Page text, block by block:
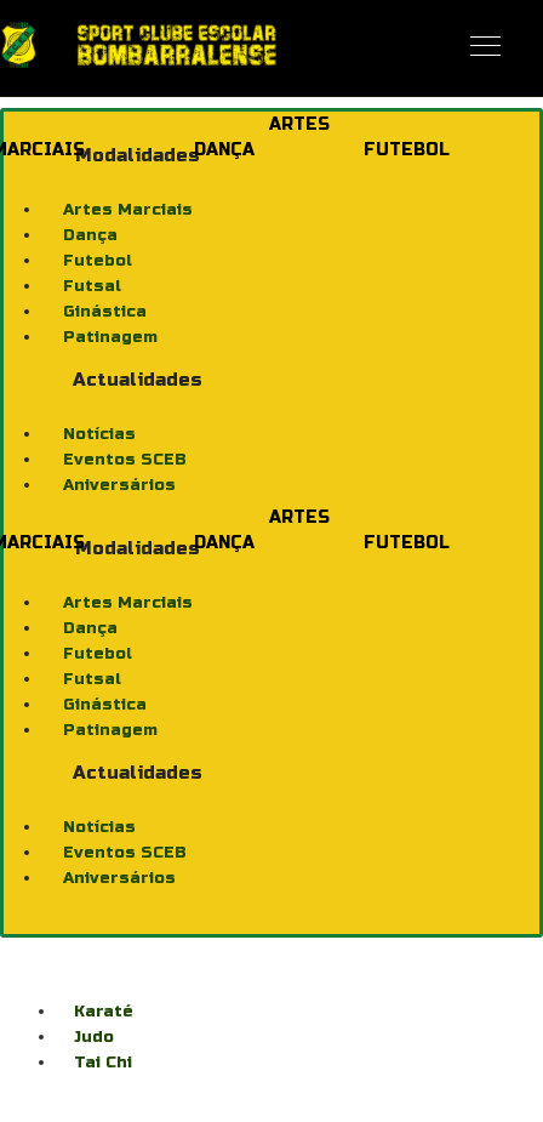
ARTES
DANÇA FUTEBOL
Modalidades
Artes Marciais
Dança
Futebol
Futsal
Ginástica
Patinagem
Actualidades
Notícias
Eventos SCEB
Aniversários
ARTES
DANÇA FUTEBOL
Modalidades
Artes Marciais
Dança
Futebol
Futsal
Ginástica
Patinagem
Actualidades
Notícias
Eventos SCEB
Aniversários
Karaté
Judo
Tai Chi